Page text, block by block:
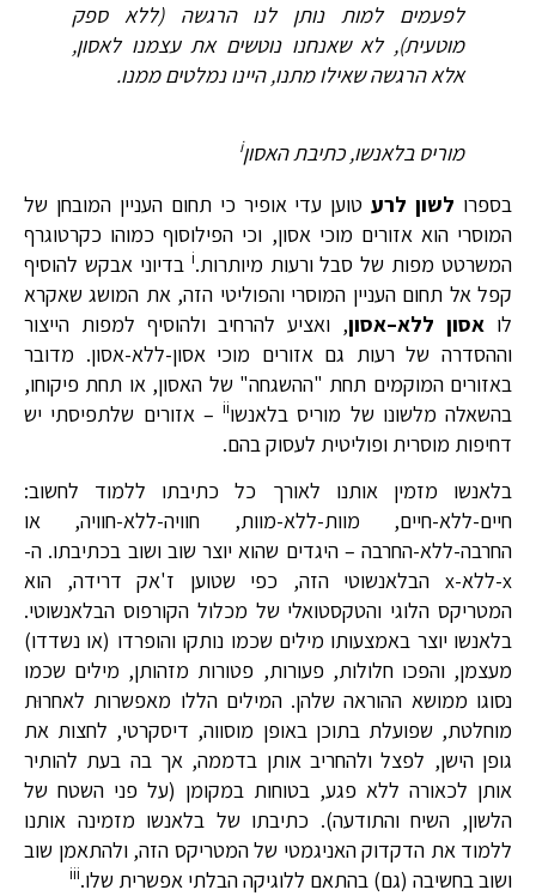
לפעמים למות נותן לנו הרגשה (ללא ספק
מוטעית), לא שאנחנו נוטשים את עצמנו לאסון,
אלא הרגשה שאילו מתנו, היינו נמלטים ממנו.
מוריס בלאנשו,כתיבת האסוןi
בספרו לשון לרעטוען עדי אופיר כי תחום העניין המובחן של
המוסרי הוא אזורים מוכי אסון, וכי הפילוסוף כמוהו כקרטוגרף
המשרטט מפות של סבל ורעות מיותרות.i בדיוני אבקש להוסיף
קפל אל תחום העניין המוסרי והפוליטי הזה, את המושג שאקרא
לו אסון ללא–אסון, ואציע להרחיב ולהוסיף למפות הייצור
וההסדרה של רעות גם אזורים מוכי אסון-ללא-אסון. מדובר
באזורים המוקמים תחת "ההשגחה" של האסון, או תחת פיקוחו,
בהשאלה מלשונו של מוריס בלאנשוii – אזורים שלתפיסתי יש
דחיפות מוסרית ופוליטית לעסוק בהם.
בלאנשו מזמין אותנו לאורך כל כתיבתו ללמוד לחשוב:
חיים-ללא-חיים, מוות-ללא-מוות, חוויה-ללא-חוויה, או
החרבה-ללא-החרבה – היגדים שהוא יוצר שוב ושוב בכתיבתו. ה-
x-ללא-x הבלאנשוטי הזה, כפי שטוען ז'אק דרידה, הוא
המטריקס הלוגי והטקסטואלי של מכלול הקורפוס הבלאנשוטי.
בלאנשו יוצר באמצעותו מילים שכמו נותקו והופרדו (או נשדדו)
מעצמן, והפכו חלולות, פעורות, פטורות מזהותן, מילים שכמו
נסוגו ממושא ההוראה שלהן. המילים הללו מאפשרות לאחרוּת
מוחלטת, שפועלת בתוכן באופן מוסווה, דיסקרטי, לחצות את
גופן הישן, לפצל ולהחריב אותן בדממה, אך בה בעת להותיר
אותן לכאורה ללא פגע, בטוחות במקומן (על פני השטח של
הלשון, השיח והתודעה). כתיבתו של בלאנשו מזמינה אותנו
ללמוד את הדקדוק האניגמטי של המטריקס הזה, ולהתאמן שוב
ושוב בחשיבה (גם) בהתאם ללוגיקה הבלתי אפשרית שלו.iii